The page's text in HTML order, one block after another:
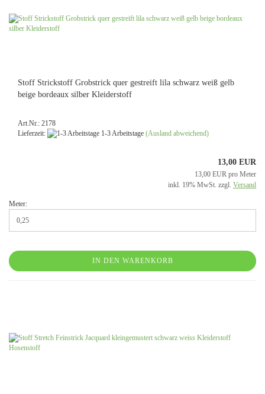
Stoff Strickstoff Grobstrick quer gestreift lila schwarz weiß gelb
beige bordeaux silber Kleiderstoff
Art.Nr.: 2178
Lieferzeit:
1-3 Arbeitstage (Ausland abweichend)
13,00 EUR
13,00 EUR pro Meter
inkl. 19% MwSt. zzgl. Versand
Meter:
IN DEN WARENKORB